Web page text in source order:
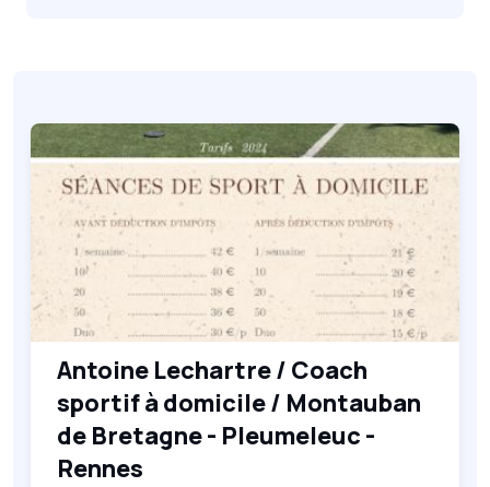
Antoine Lechartre / Coach
sportif à domicile / Montauban
de Bretagne - Pleumeleuc -
Rennes